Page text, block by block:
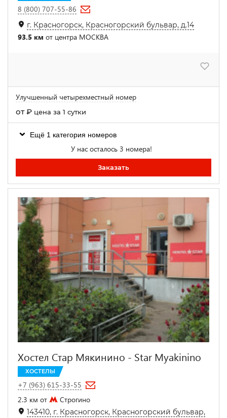
8 (800) 707-55-86
г. Красногорск, Красногорский бульвар, д.14
93.5 км от центра МОСКВА
Улучшенный четырехместный номер
от₽ цена за 1 сутки
Ещё 1 категория номеров
У нас осталось 3 номера!
Заказать
Хостел Стар Мякинино - Star Myakinino
ХОСТЕЛЫ
+7 (963) 615-33-55
2.3 км от
Строгино
143410, г. Красногорск, Красногорский бульвар,